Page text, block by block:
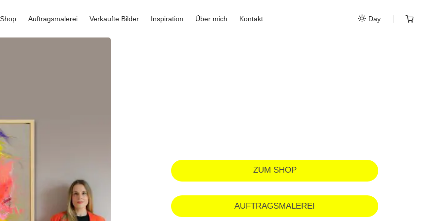
Auftragsmalerei Verkaufte Bilder Inspiration Über mich Kontakt Day
ZUM SHOP
AUFTRAGSMALEREI